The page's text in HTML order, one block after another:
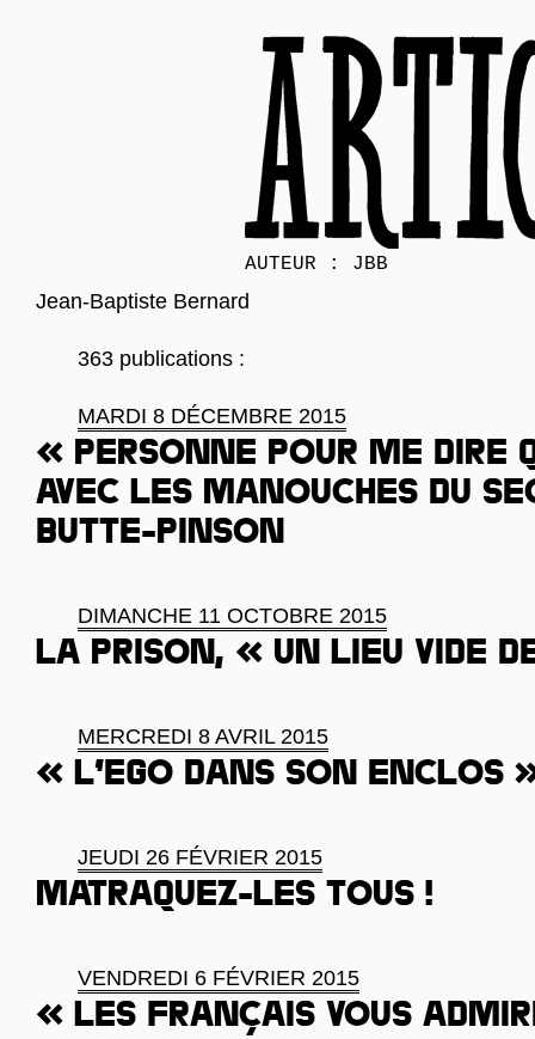
AUTEUR : JBB
Jean-Baptiste Bernard
363 publications :
MARDI 8 DÉCEMBRE 2015
« Personne pour me dire
Avec les manouches du
Butte-Pinson
DIMANCHE 11 OCTOBRE 2015
La prison, « un lieu vide
MERCREDI 8 AVRIL 2015
« L’ego dans son enclos
JEUDI 26 FÉVRIER 2015
Matraquez-les tous !
VENDREDI 6 FÉVRIER 2015
« Les Français vous